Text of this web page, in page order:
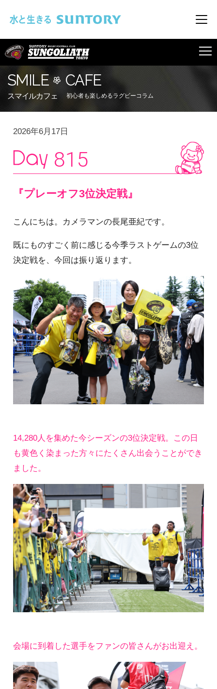
メ
SMILE CAFE
スマイルカフェ 初心者も楽しめるラグビーコラム
2026年6月17日
815
『プレーオフ3位決定戦』
こんにちは。カメラマンの長尾亜紀です。
既にものすごく前に感じる今季ラストゲームの3位
決定戦を、今回は振り返ります。
14,280人を集めた今シーズンの3位決定戦。この日
も黄色く染まった方々にたくさん出会うことができ
ました。
会場に到着した選手をファンの皆さんがお出迎え。